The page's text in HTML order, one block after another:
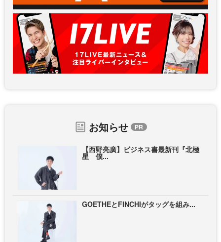
お知らせ
【西野亮廣】ビジネス書最新刊『北極
星 僕...
GOETHEとFINCHIがタッグを組み...